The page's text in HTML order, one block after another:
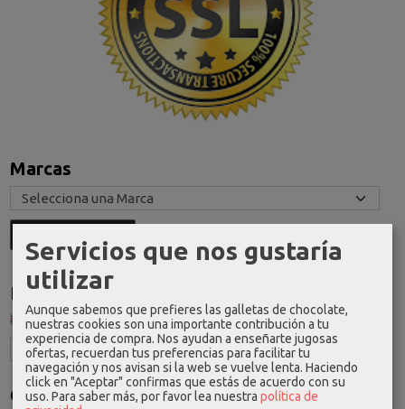
Marcas
Idioma
Costes de Envío
Servicios que nos gustaría
utilizar
Aunque sabemos que prefieres las galletas de chocolate,
nuestras cookies son una importante contribución a tu
experiencia de compra. Nos ayudan a enseñarte jugosas
ofertas, recuerdan tus preferencias para facilitar tu
navegación y nos avisan si la web se vuelve lenta. Haciendo
click en "Aceptar" confirmas que estás de acuerdo con su
uso. Para saber más, por favor lea nuestra política de